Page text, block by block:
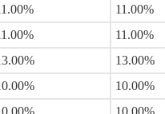
11.00%
11.00%
13.00%
10.00%
10.00%